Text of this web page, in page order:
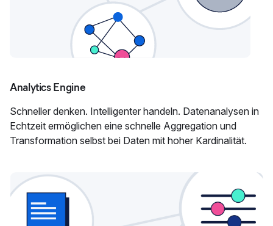
Analytics Engine
Schneller denken. Intelligenter handeln. Datenanalysen in
Echtzeit ermöglichen eine schnelle Aggregation und
Transformation selbst bei Daten mit hoher Kardinalität.